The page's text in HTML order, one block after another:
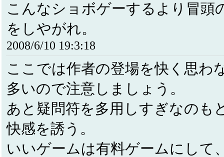
こんなショボゲーするより冒頭
をしやがれ。
2008/6/10 19:3:18
ここでは作者の登場を快く思わ
多いので注意しましょう。
あと疑問符を多用しすぎなのも
快感を誘う。
いいゲームは有料ゲームにして